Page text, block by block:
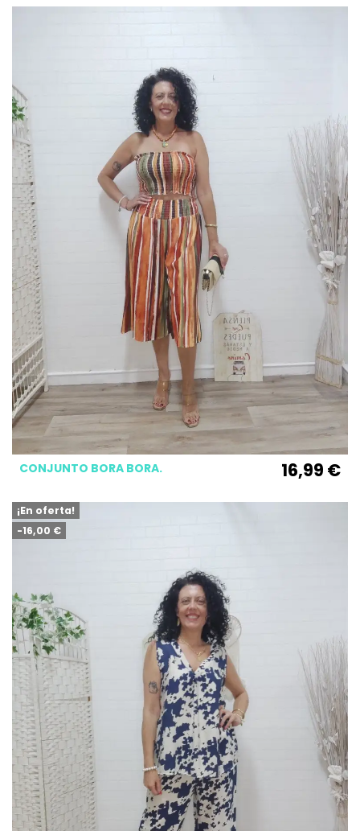
CONJUNTO BORA BORA. 16,99 €
¡En oferta!
-16,00 €